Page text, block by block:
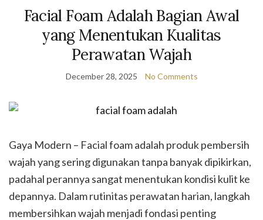
Facial Foam Adalah Bagian Awal
yang Menentukan Kualitas
Perawatan Wajah
December 28, 2025 No Comments
Gaya Modern – Facial foam adalah produk pembersih
wajah yang sering digunakan tanpa banyak dipikirkan,
padahal perannya sangat menentukan kondisi kulit ke
depannya. Dalam rutinitas perawatan harian, langkah
membersihkan wajah menjadi fondasi penting